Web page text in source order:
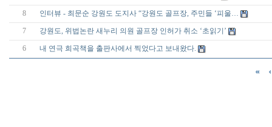
8 인터뷰 - 최문순 강원도 도지사 “강원도 골프장, 주민들 ‘피울…
7 강원도, 위법논란 새누리 의원 골프장 인허가 취소 ‘초읽기’
6 내 연극 희곡책을 출판사에서 찍었다고 보내왔다.